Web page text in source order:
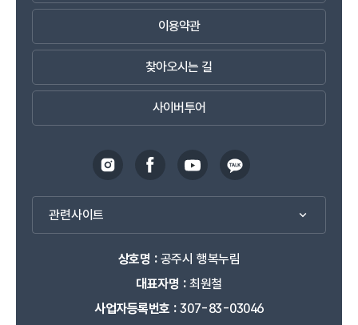
이용약관
찾아오시는 길
사이버투어
관련사이트
상호명 :공주시 행복누림
대표자명 :최원철
사업자등록번호 :307-83-03046